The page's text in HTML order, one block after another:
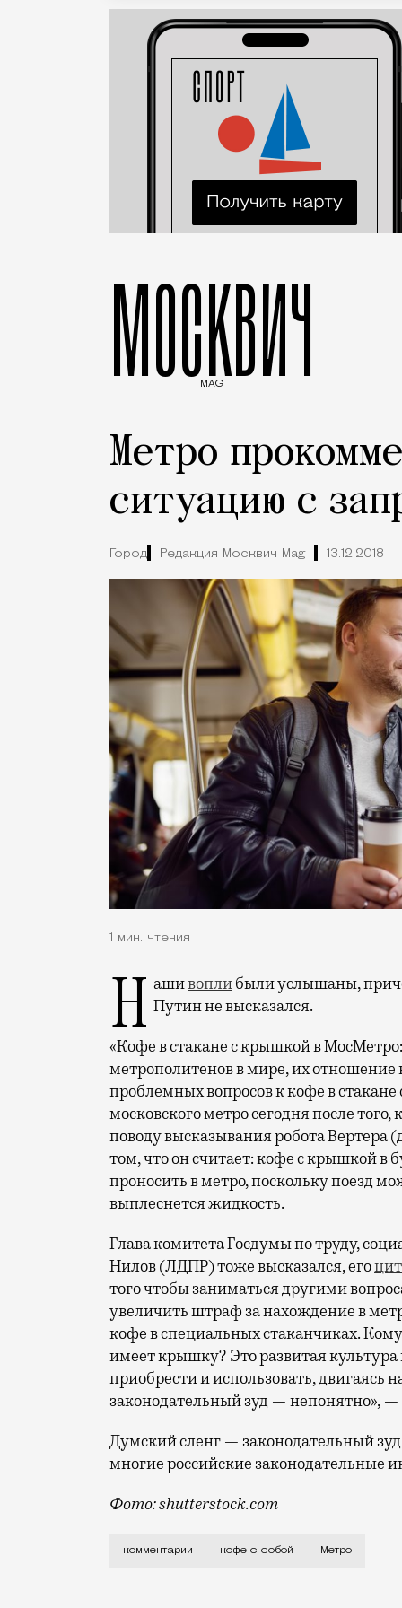
МОСКВИЧ
MAG
Метро
ситуацию с
Город Редакция Москвич Mag 13.12.2018
1 мин. чтения
Нашивоплибыли услышаны,
Путин не высказался.
«Кофе в стакане с крышкой в
метрополитенов в мире, их
проблемных вопросов к кофе в
московского метро сегодня после
поводу высказывания робота Вертера
том, что он считает: кофе с крышкой
проносить в метро, поскольку поезд
выплеснется жидкость.
Глава комитета Госдумы по труду,
Нилов (ЛДПР) тоже высказался, его
того чтобы заниматься другими
увеличить штраф за нахождение в
кофе в специальных стаканчиках.
имеет крышку? Это развитая культура
приобрести и использовать, двигаясь
законодательный зуд — непонятно», —
Думский сленг — законодательный
многие российские законодательные
Фото: shutterstock.com
Наши вопли были услышаны, причем
комментарии кофе с собой Метро